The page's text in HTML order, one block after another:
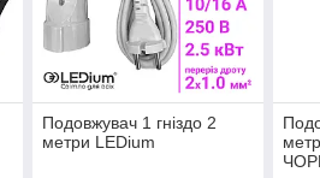
Подовжувач 1 гніздо 2
метри LEDium